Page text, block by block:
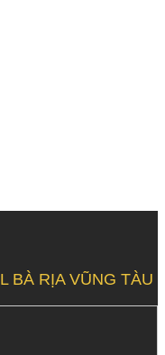
BÀ RỊA VŨNG TÀU